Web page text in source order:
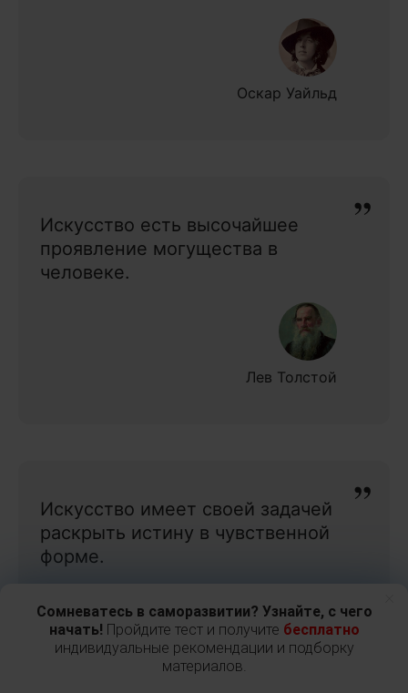
Сомневатесь в саморазвитии? Узнайте, с чего
начать! Пройдите тест и получите бесплатно
индивидуальные рекомендации и подборку
материалов.
Оскар Уайльд
Искусство есть высочайшее
проявление могущества в
человеке.
Лев Толстой
Искусство имеет своей задачей
раскрыть истину в чувственной
форме.
Георг Гегель